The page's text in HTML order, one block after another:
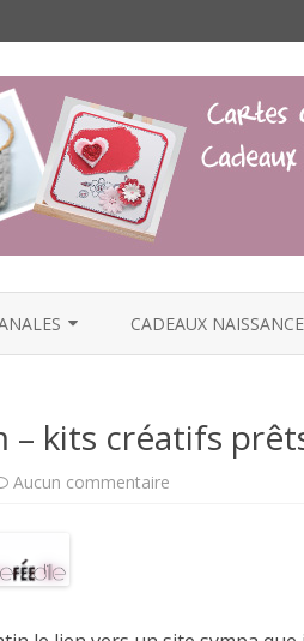
FAMILLE
VOEUX
CADEAUX NAISSANCE
kits créatifs
Aucun commentaire